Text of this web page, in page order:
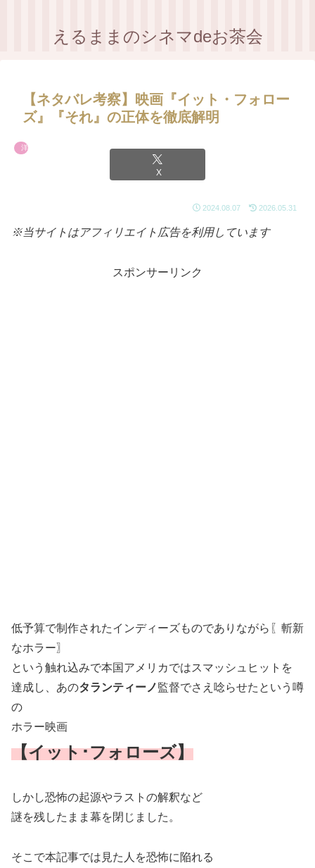
えるままのシネマdeお茶会
【ネタバレ考察】映画『イット・フォロー
ズ』『それ』の正体を徹底解明
洋画
X
2024.08.07 2026.05.31
※当サイトはアフィリエイト広告を利用しています
スポンサーリンク
低予算で制作されたインディーズものでありながら〖斬新
なホラー〗
という触れ込みで本国アメリカではスマッシュヒットを
達成し、あのタランティーノ監督でさえ唸らせたという噂
の
ホラー映画
【イット･フォローズ】
しかし恐怖の起源やラストの解釈など
謎を残したまま幕を閉じました。
そこで本記事では見た人を恐怖に陥れる